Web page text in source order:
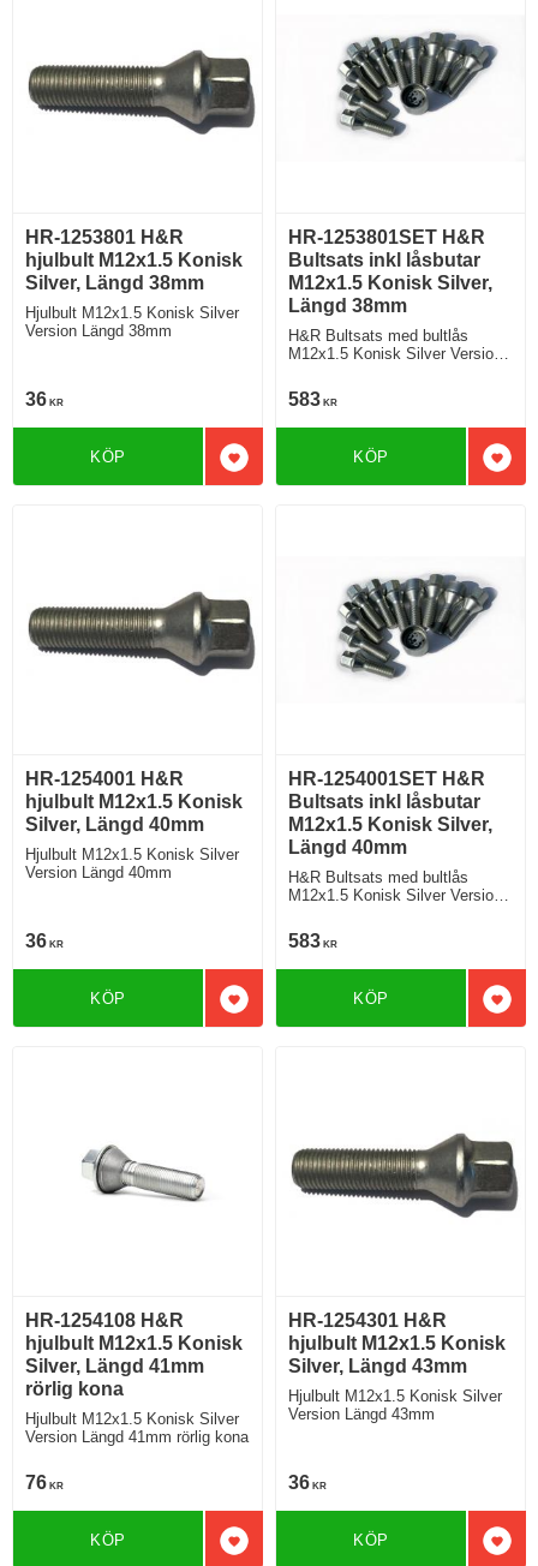
HR-1253801 H&R
hjulbult M12x1.5 Konisk
Silver, Längd 38mm
Hjulbult M12x1.5 Konisk Silver
Version Längd 38mm
36 KR
Lägg till i favoriter
KÖP
HR-1253801SET H&R
Bultsats inkl låsbutar
M12x1.5 Konisk Silver,
Längd 38mm
H&R Bultsats med bultlås
M12x1.5 Konisk Silver Version
583 KR
KÖP
HR-1254001 H&R
hjulbult M12x1.5 Konisk
Silver, Längd 40mm
Hjulbult M12x1.5 Konisk Silver
Version Längd 40mm
36 KR
Lägg till i favoriter
KÖP
HR-1254001SET H&R
Bultsats inkl låsbutar
M12x1.5 Konisk Silver,
Längd 40mm
H&R Bultsats med bultlås
M12x1.5 Konisk Silver Version
583 KR
KÖP
HR-1254108 H&R
hjulbult M12x1.5 Konisk
Silver, Längd 41mm
rörlig kona
Hjulbult M12x1.5 Konisk Silver
Version Längd 41mm rörlig kona
76 KR
Lägg till i favoriter
KÖP
HR-1254301 H&R
hjulbult M12x1.5 Konisk
Silver, Längd 43mm
Hjulbult M12x1.5 Konisk Silver
Version Längd 43mm
36 KR
KÖP